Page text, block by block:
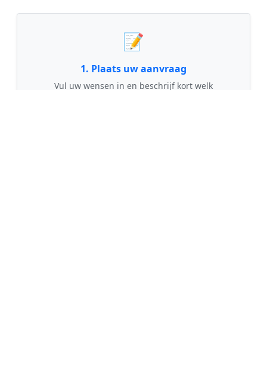
📝
1. Plaats uw aanvraag
Vul uw wensen in en beschrijf kort welk